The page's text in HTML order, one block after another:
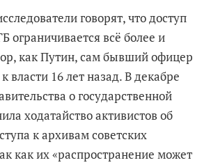
говорят, что доступ
ограничивается всё более и
как Путин, сам бывший офицер
власти 16 лет назад. В декабре
о государственной
ходатайство активистов об
к архивам советских
как их «распространение может